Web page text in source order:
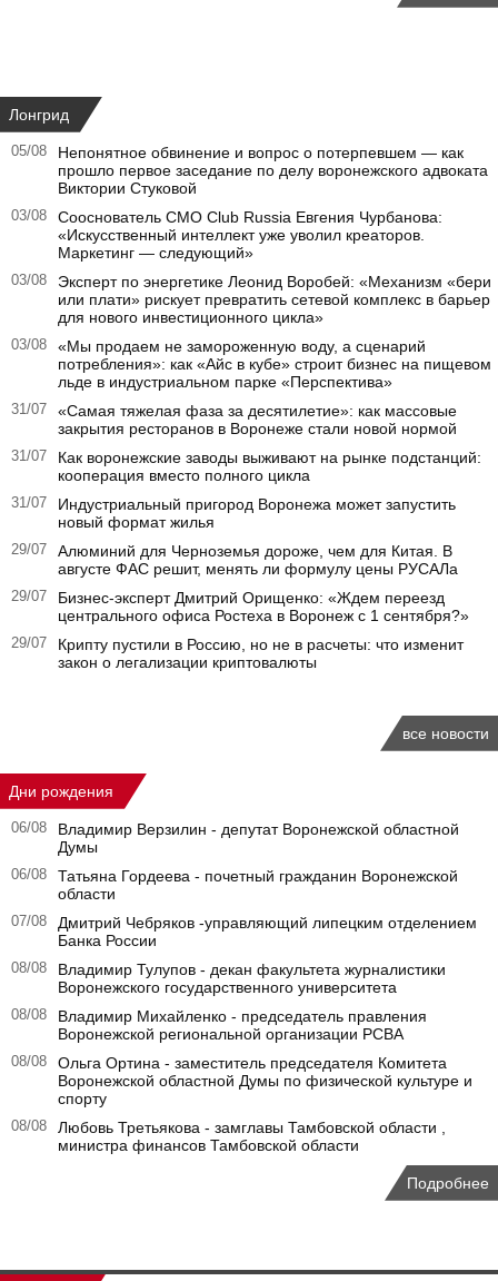
Лонгрид
05/08
Непонятное обвинение и вопрос о потерпевшем — как
прошло первое заседание по делу воронежского адвоката
Виктории Стуковой
03/08
Сооснователь CMO Club Russia Евгения Чурбанова:
«Искусственный интеллект уже уволил креаторов.
Маркетинг — следующий»
03/08
Эксперт по энергетике Леонид Воробей: «Механизм «бери
или плати» рискует превратить сетевой комплекс в барьер
для нового инвестиционного цикла»
03/08
«Мы продаем не замороженную воду, а сценарий
потребления»: как «Айс в кубе» строит бизнес на пищевом
льде в индустриальном парке «Перспектива»
31/07
«Самая тяжелая фаза за десятилетие»: как массовые
закрытия ресторанов в Воронеже стали новой нормой
31/07
Как воронежские заводы выживают на рынке подстанций:
кооперация вместо полного цикла
31/07
Индустриальный пригород Воронежа может запустить
новый формат жилья
29/07
Алюминий для Черноземья дороже, чем для Китая. В
августе ФАС решит, менять ли формулу цены РУСАЛа
29/07
Бизнес-эксперт Дмитрий Орищенко: «Ждем переезд
центрального офиса Ростеха в Воронеж с 1 сентября?»
29/07
Крипту пустили в Россию, но не в расчеты: что изменит
закон о легализации криптовалюты
все новости
Дни рождения
06/08
Владимир Верзилин - депутат Воронежской областной
Думы
06/08
Татьяна Гордеева - почетный гражданин Воронежской
области
07/08
Дмитрий Чебряков -управляющий липецким отделением
Банка России
08/08
Владимир Тулупов - декан факультета журналистики
Воронежского государственного университета
08/08
Владимир Михайленко - председатель правления
Воронежской региональной организации РСВА
08/08
Ольга Ортина - заместитель председателя Комитета
Воронежской областной Думы по физической культуре и
спорту
08/08
Любовь Третьякова - замглавы Тамбовской области ,
министра финансов Тамбовской области
Подробнее